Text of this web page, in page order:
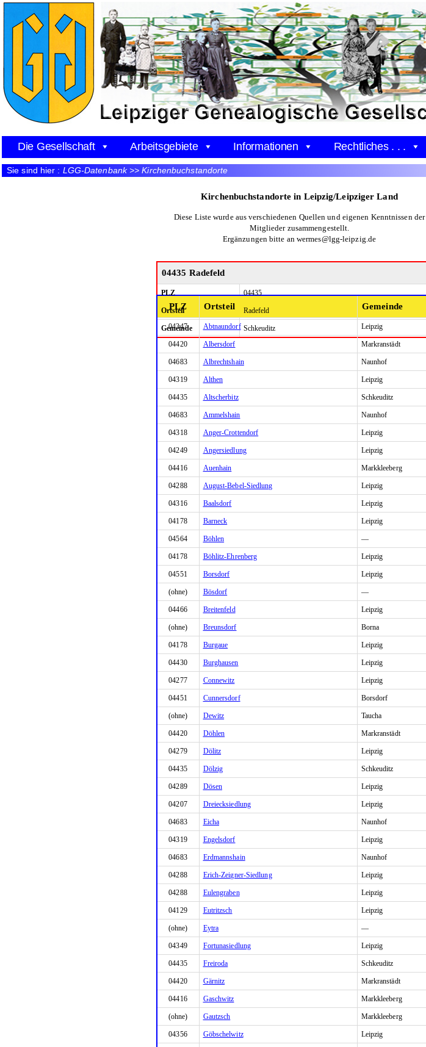
Die Gesellschaft Arbeitsgebiete Informationen Rechtliches . . .
Sie sind hier : LGG-Datenbank >> Kirchenbuchstandorte
Kirchenbuchstandorte in Leipzig/Leipziger Land
Diese Liste wurde aus verschiedenen Quellen und eigenen Kenntnissen der
Mitglieder zusammengestellt.
Ergänzungen bitte an wermes@lgg-leipzig.de
04435 Radefeld
PLZ 04435
Ortsteil Radefeld
Gemeinde Schkeuditz
PLZ Ortsteil Gemeinde
04347 Abtnaundorf Leipzig
04420 Albersdorf Markranstädt
04683 Albrechtshain Naunhof
04319 Althen Leipzig
04435 Altscherbitz Schkeuditz
04683 Ammelshain Naunhof
04318 Anger-Crottendorf Leipzig
04249 Angersiedlung Leipzig
04416 Auenhain Markkleeberg
04288 August-Bebel-Siedlung Leipzig
04316 Baalsdorf Leipzig
04178 Barneck Leipzig
04564 Böhlen —
04178 Böhlitz-Ehrenberg Leipzig
04551 Borsdorf Leipzig
(ohne) Bösdorf —
04466 Breitenfeld Leipzig
(ohne) Breunsdorf Borna
04178 Burgaue Leipzig
04430 Burghausen Leipzig
04277 Connewitz Leipzig
04451 Cunnersdorf Borsdorf
(ohne) Dewitz Taucha
04420 Döhlen Markranstädt
04279 Dölitz Leipzig
04435 Dölzig Schkeuditz
04289 Dösen Leipzig
04207 Dreiecksiedlung Leipzig
04683 Eicha Naunhof
04319 Engelsdorf Leipzig
04683 Erdmannshain Naunhof
04288 Erich-Zeigner-Siedlung Leipzig
04288 Eulengraben Leipzig
04129 Eutritzsch Leipzig
(ohne) Eytra —
04349 Fortunasiedlung Leipzig
04435 Freiroda Schkeuditz
04420 Gärnitz Markranstädt
04416 Gaschwitz Markkleeberg
(ohne) Gautzsch Markkleeberg
04356 Göbschelwitz Leipzig